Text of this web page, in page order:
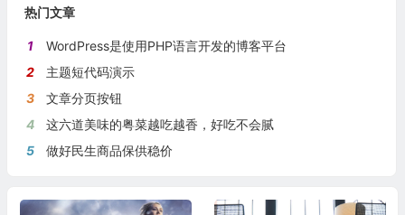
热门文章
1
WordPress是使用PHP语言开发的博客平台
2
主题短代码演示
3
文章分页按钮
4
这六道美味的粤菜越吃越香，好吃不会腻
5
做好民生商品保供稳价